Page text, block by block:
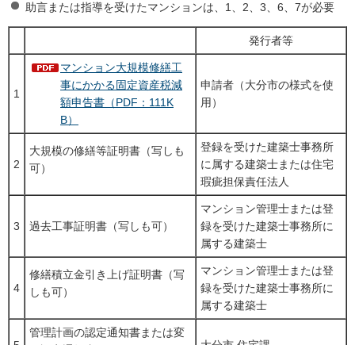
助言または指導を受けたマンションは、1、2、3、6、7が必要
発行者等
1
マンション大規模修繕工
事にかかる固定資産税減
額申告書（PDF：111K
B）
申請者（大分市の様式を使
用）
2
大規模の修繕等証明書（写しも
可）
登録を受けた建築士事務所
に属する建築士または住宅
瑕疵担保責任法人
3 過去工事証明書（写しも可）
マンション管理士または登
録を受けた建築士事務所に
属する建築士
4
修繕積立金引き上げ証明書（写
しも可）
マンション管理士または登
録を受けた建築士事務所に
属する建築士
管理計画の認定通知書または変